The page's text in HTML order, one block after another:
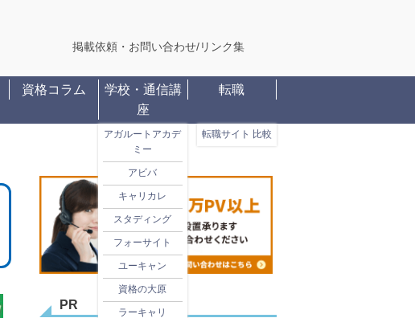
掲載依頼・お問い合わせ/リンク集
資格コラム
学校・通信講
座
アガルートアカデ
ミー
アビバ
キャリカレ
スタディング
フォーサイト
ユーキャン
資格の大原
ラーキャリ
転職
転職サイト 比較
PR